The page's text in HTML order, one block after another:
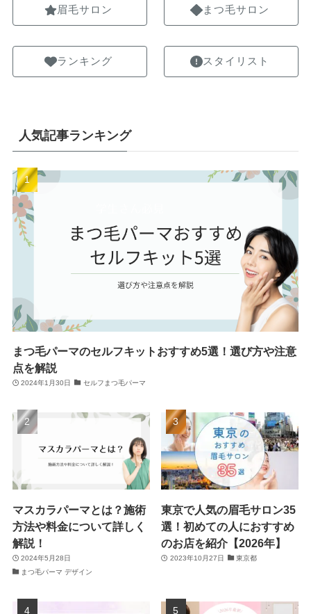
眉毛サロン
ランキング
まつ毛サロン
スタイリスト
人気記事ランキング
まつ毛パーマのセルフキットおすすめ5選！選び方や注意
点を解説
2024年1月30日 セルフまつ毛パーマ
マスカラパーマとは？施術
方法や料金について詳しく
解説！
2024年5月28日
まつ毛パーマ デザイン
東京で人気の眉毛サロン35
選！初めての人におすすめ
のお店を紹介【2026年】
2023年10月27日 東京都